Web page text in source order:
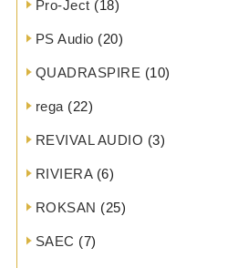
Pro-Ject (18)
PS Audio (20)
QUADRASPIRE (10)
rega (22)
REVIVAL AUDIO (3)
RIVIERA(6)
ROKSAN (25)
SAEC (7)